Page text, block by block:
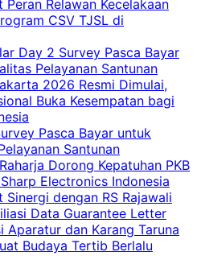
Peran Relawan Kecelakaan
CSV TJSL di
Day 2 Survey Pasca Bayar
Pelayanan Santunan
2026 Resmi Dimulai,
Buka Kesempatan bagi
Pasca Bayar untuk
Santunan
Dorong Kepatuhan PKB
Electronics Indonesia
Sinergi dengan RS Rajawali
Data Guarantee Letter
Aparatur dan Karang Taruna
Budaya Tertib Berlalu